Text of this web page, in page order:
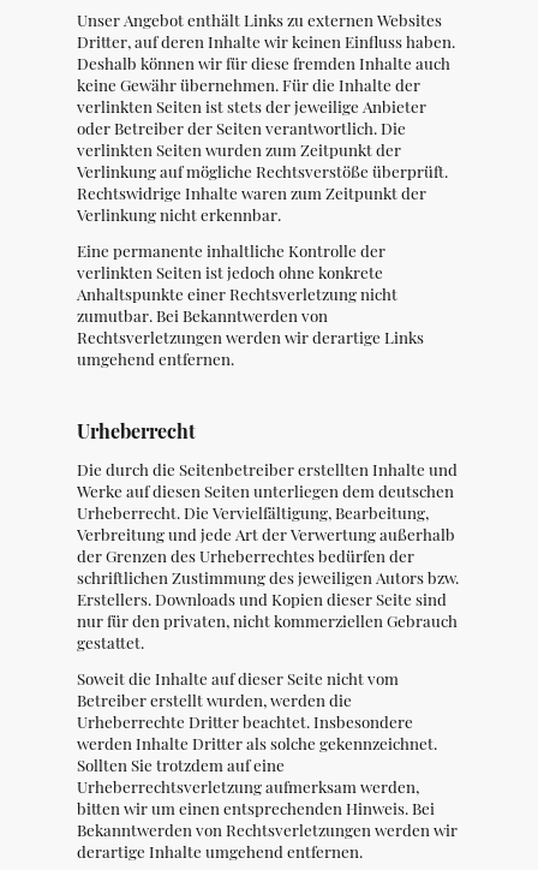
Unser Angebot enthält Links zu externen Websites
Dritter, auf deren Inhalte wir keinen Einfluss haben.
Deshalb können wir für diese fremden Inhalte auch
keine Gewähr übernehmen. Für die Inhalte der
verlinkten Seiten ist stets der jeweilige Anbieter
oder Betreiber der Seiten verantwortlich. Die
verlinkten Seiten wurden zum Zeitpunkt der
Verlinkung auf mögliche Rechtsverstöße überprüft.
Rechtswidrige Inhalte waren zum Zeitpunkt der
Verlinkung nicht erkennbar.
Eine permanente inhaltliche Kontrolle der
verlinkten Seiten ist jedoch ohne konkrete
Anhaltspunkte einer Rechtsverletzung nicht
zumutbar. Bei Bekanntwerden von
Rechtsverletzungen werden wir derartige Links
umgehend entfernen.
Urheberrecht
Die durch die Seitenbetreiber erstellten Inhalte und
Werke auf diesen Seiten unterliegen dem deutschen
Urheberrecht. Die Vervielfältigung, Bearbeitung,
Verbreitung und jede Art der Verwertung außerhalb
der Grenzen des Urheberrechtes bedürfen der
schriftlichen Zustimmung des jeweiligen Autors bzw.
Erstellers. Downloads und Kopien dieser Seite sind
nur für den privaten, nicht kommerziellen Gebrauch
gestattet.
Soweit die Inhalte auf dieser Seite nicht vom
Betreiber erstellt wurden, werden die
Urheberrechte Dritter beachtet. Insbesondere
werden Inhalte Dritter als solche gekennzeichnet.
Sollten Sie trotzdem auf eine
Urheberrechtsverletzung aufmerksam werden,
bitten wir um einen entsprechenden Hinweis. Bei
Bekanntwerden von Rechtsverletzungen werden wir
derartige Inhalte umgehend entfernen.